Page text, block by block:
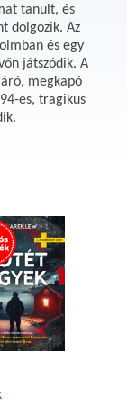
tanult, és
dolgozik. Az
és egy
játszódik. A
megkapó
es, tragikus